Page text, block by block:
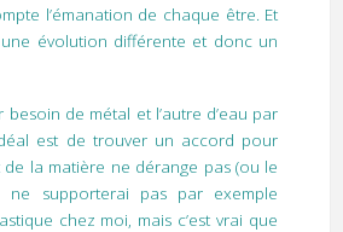
l’émanation de chaque être. Et
évolution différente et donc un
de métal et l’autre d’eau par
est de trouver un accord pour
de la matière ne dérange pas (ou le
ne supporterai pas par exemple
chez moi, mais c’est vrai que